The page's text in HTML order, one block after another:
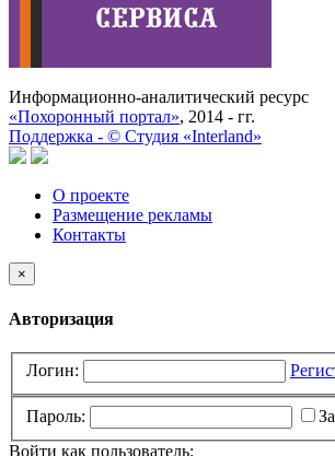
Информационно-аналитический ресурс
«Похоронный портал», 2014 - гг.
Поддержка - © Cтудия «Interland»
О проекте
Размещение рекламы
Контакты
×
Авторизация
Логин:
Пароль:
Войти как пользователь: